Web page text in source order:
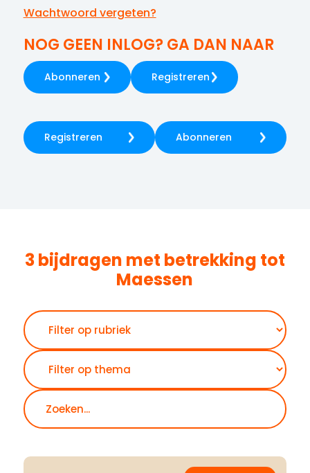
Wachtwoord vergeten?
NOG GEEN INLOG? GA DAN NAAR
Abonneren Registreren
Registreren Abonneren
3 bijdragen met betrekking tot
Maessen